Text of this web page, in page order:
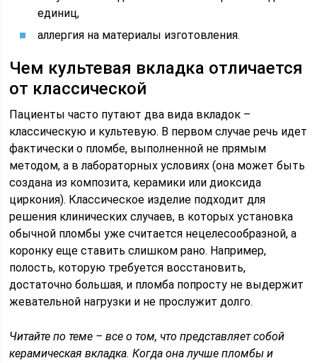
единиц,
аллергия на материалы изготовления.
Чем культевая вкладка отличается
от классической
Пациенты часто путают два вида вкладок –
классическую и культевую. В первом случае речь идет
фактически о пломбе, выполненной не прямым
методом, а в лабораторных условиях (она может быть
создана из композита, керамики или диоксида
циркония). Классическое изделие подходит для
решения клинических случаев, в которых установка
обычной пломбы уже считается нецелесообразной, а
коронку еще ставить слишком рано. Например,
полость, которую требуется восстановить,
достаточно большая, и пломба попросту не выдержит
жевательной нагрузки и не прослужит долго.
Читайте по теме – все о том, что представляет собой
керамическая вкладка. Когда она лучше пломбы и